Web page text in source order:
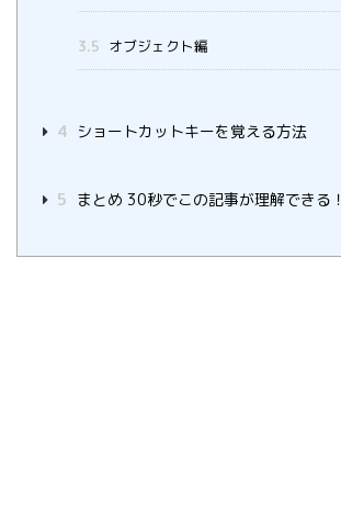
3.5 オブジェクト編
4 ショートカットキーを覚える方法
5 まとめ 30秒でこの記事が理解できる！